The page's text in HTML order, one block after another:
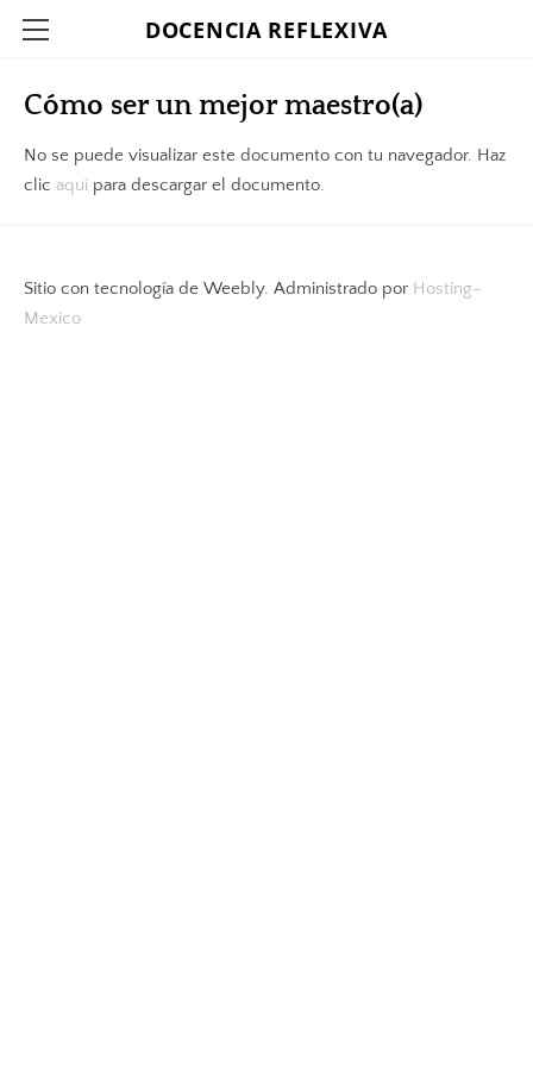
DOCENCIA REFLEXIVA
Cómo ser un mejor maestro(a)
No se puede visualizar este documento con tu navegador. Haz
clic aquí para descargar el documento.
Sitio con tecnología de Weebly. Administrado por Hosting-
Mexico
ATENCIÓN A FAMILIAS
ESCUELA PARA LA CONVIVENCIA